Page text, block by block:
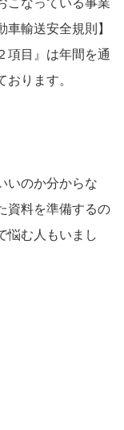
こなっている事業
輸送安全規則】
項目』は年間を通
ります。
いのか分からな
資料を準備するの
悩む人もいまし